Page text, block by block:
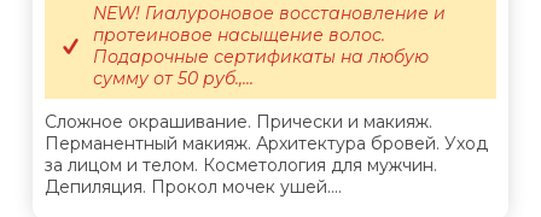
Сложное окрашивание. Прически и макияж.
Перманентный макияж. Архитектура бровей. Уход
за лицом и телом. Косметология для мужчин.
Депиляция. Прокол мочек ушей....
NEW! Гиалуроновое восстановление и
протеиновое насыщение волос.
Подарочные сертификаты на любую
сумму от 50 руб.,...